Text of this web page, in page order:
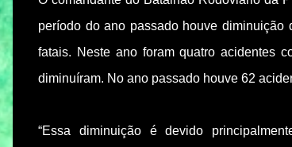
período do ano passado houve
fatais. Neste ano foram quatro acidentes
diminuíram. No ano passado houve 62
“Essa diminuição é devido